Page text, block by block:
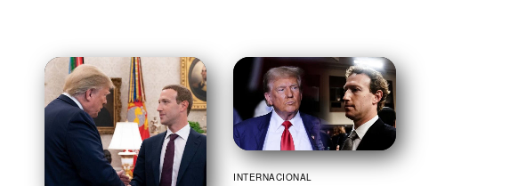
INTERNACIONAL